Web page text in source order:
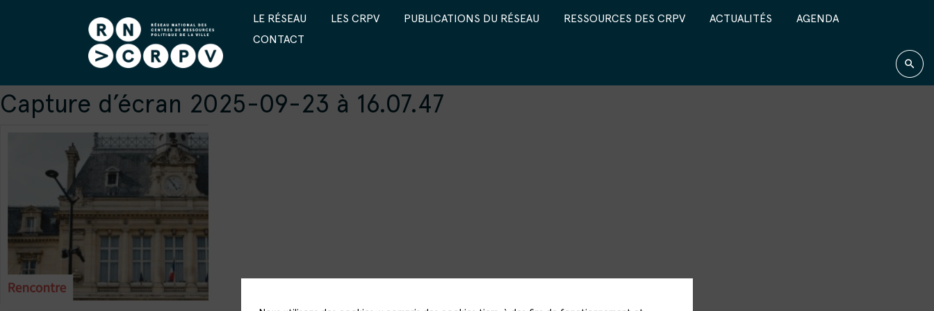
LE RÉSEAU LES CRPV PUBLICATIONS DU RÉSEAU RESSOURCES DES CRPV ACTUALITÉS
AGENDA
CONTACT
Capture d’écran 2025-09-23 à 16.07.47